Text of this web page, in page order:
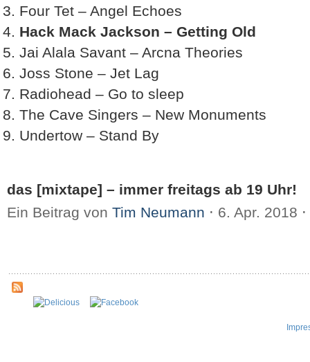
Four Tet – Angel Echoes
Hack Mack Jackson – Getting Old
Jai Alala Savant – Arcna Theories
Joss Stone – Jet Lag
Radiohead – Go to sleep
The Cave Singers – New Monuments
Undertow – Stand By
das [mixtape] – immer freitags ab 19 Uhr!
Ein Beitrag von Tim Neumann ⋅ 6. Apr. 2018 ⋅